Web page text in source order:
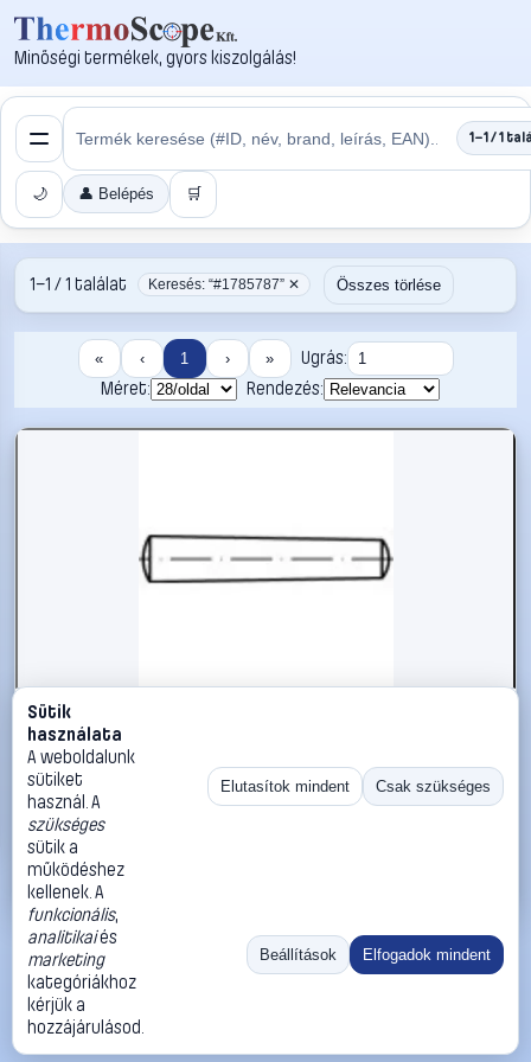
Minőségi termékek, gyors kiszolgálás!
1–1 / 1
🌙 👤 Belépés 🛒
1–1 / 1 találat Keresés: “#1785787” ✕ Összes törlése
« ‹ 1 › »
Ugrás:
Méret:
Rendezés:
#1785787
Kúpos szeg 10 mm rozsdamentes acél A1 TOOLCRAFT TO-
5357361
TOOLCRAFT Illesztőszegek, kúpos csapok
2 790 Ft
Kosárba
«
Ugrás:
Méret:
Rendezés:
©2026
ThermoScope
ÁSZF
Cégbemutató
Sütik
használata
A weboldalunk
sütiket
használ. A
szükséges
sütik a
működéshez
kellenek. A
funkcionális,
analitikaiés
marketing
kategóriákhoz
kérjük a
hozzájárulásod.
Elutasítok mindent Csak szükséges
Beállítások Elfogadok mindent